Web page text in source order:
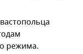
режима.